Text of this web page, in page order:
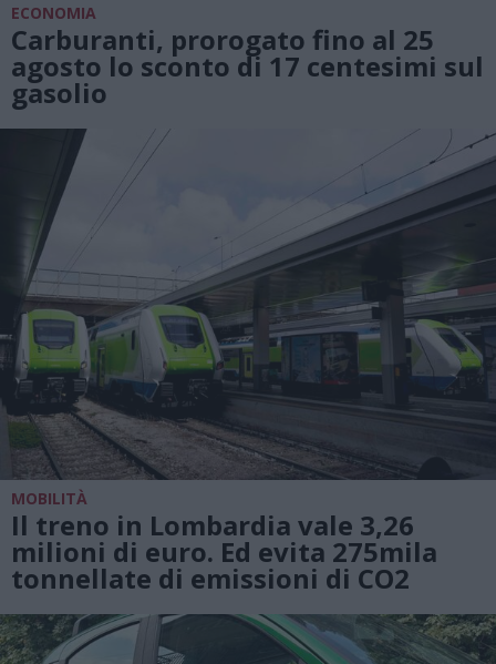
ECONOMIA
Carburanti, prorogato fino al 25
agosto lo sconto di 17 centesimi sul
gasolio
MOBILITÀ
Il treno in Lombardia vale 3,26
milioni di euro. Ed evita 275mila
tonnellate di emissioni di CO2